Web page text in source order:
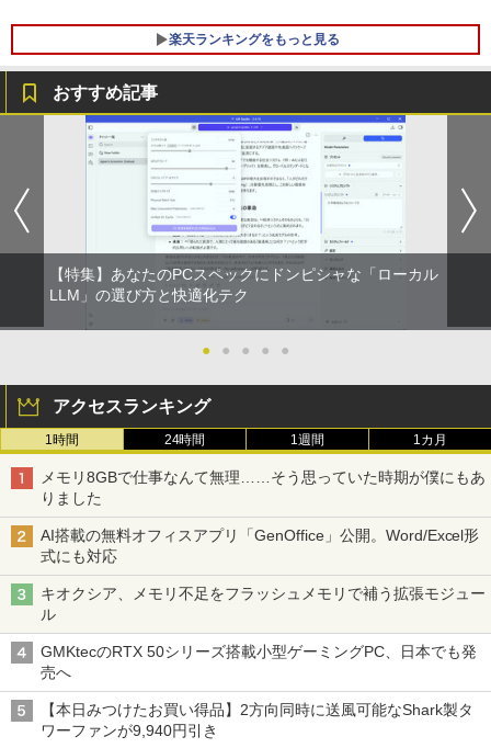
楽天ランキングをもっと見る
HP モニター 21.5インチ P224 IPSパネル
フルHD HDMI DP VGA 中古ディスプレイ
￥7,700
中古 液晶モニター I-O DATA A241DW 2
DMI・アナログRGB対応｜スピーカー内
蔵｜PC・事務用ディスプレイ
￥8,800
3
【楽天1位!1,600円OFFクーポン 8/4 20:
00-8/11 01:59】Xiaomi Monitor A24i 20
Hzリフレッシュレート sRGB99% 1670
万色 300nits ΔE＜1 低ブルーライト 大
スタンド VESA
4
【エントリーで最大全額ポイント還元｜
8/11まで】 ASUS｜エイスース PCモニ
ター Eye Care VA249HG [23.8型 /フルH
職業訓練における指導の理論と実際 13訂
版 [ 職業訓練教材研究会 ]
￥4,950
ちいかわ なんか小さくてかわいいやつ 全
￥9,900
3
深在性う蝕に対するVital Pulp Therapy
歯髄保存か抜髄かは患者のために [ 辺見
浩一 ]
￥19,800
4
ゾンビのあふれた世界で俺だけが襲われ
￥1,155
おすすめ記事
【特集】あなたのPCスペックにドンピシャな「ローカル
LLM」の選び方と快適化テク
● ● ● ● ●
アクセスランキング
1時間 24時間 1週間 1カ月
メモリ8GBで仕事なんて無理……そう思っていた時期が僕にもあ
りました
AI搭載の無料オフィスアプリ「GenOffice」公開。Word/Excel形
式にも対応
キオクシア、メモリ不足をフラッシュメモリで補う拡張モジュー
ル
GMKtecのRTX 50シリーズ搭載小型ゲーミングPC、日本でも発
売へ
【本日みつけたお買い得品】2方向同時に送風可能なShark製タ
ワーファンが9,940円引き